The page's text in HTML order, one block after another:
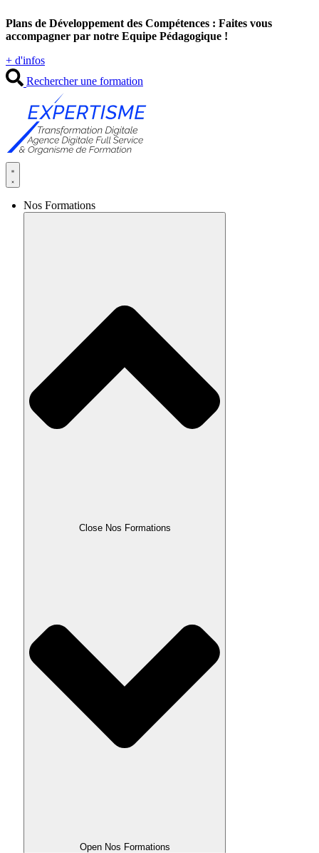
au
contenu
Plans de Développement des Compétences : Faites vous
accompagner par notre Equipe Pédagogique !
+ d'infos
Rechercher une formation
Nos Formations
Close Nos Formations
Open Nos Formations